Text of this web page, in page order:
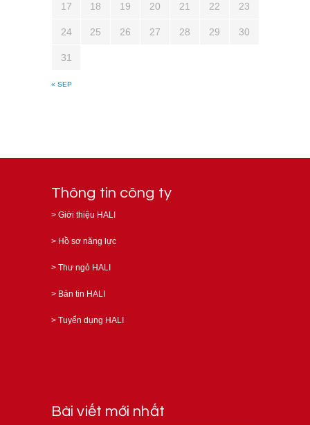
« SEP
17 18 19 20 21 22 23
24 25 26 27 28 29 30
31
Thông tin công ty
> Giới thiệu HALI
> Hồ sơ năng lực
> Thư ngỏ HALI
> Bản tin HALI
> Tuyển dụng HALI
Bài viết mới nhất